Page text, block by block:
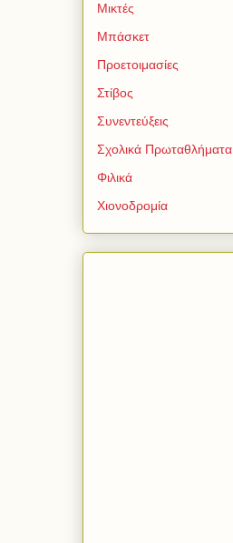
Μικτές
Μπάσκετ
Προετοιμασίες
Στίβος
Συνεντεύξεις
Σχολικά Πρωταθλήματα
Φιλικά
Χιονοδρομία